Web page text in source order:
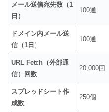
メール送信宛先数（1
日）
100通
ドメイン内メール送
信（1日）
100通
URL Fetch（外部通
信）回数
20,000回
スプレッドシート作
成数
250個